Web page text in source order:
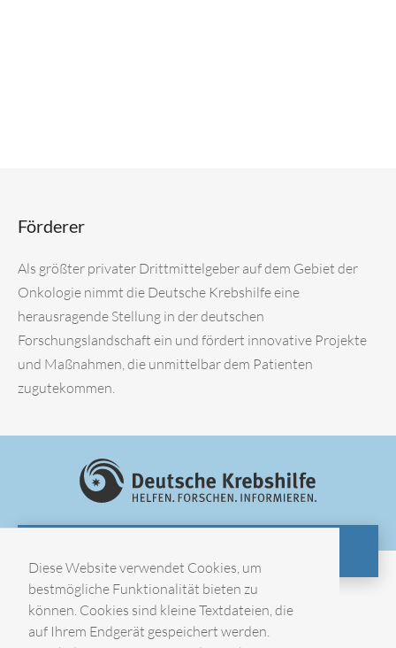
Diese Website verwendet Cookies, um
bestmögliche Funktionalität bieten zu
können. Cookies sind kleine Textdateien, die
auf Ihrem Endgerät gespeichert werden.
Förderer
Als größter privater Drittmittelgeber auf dem Gebiet der
Onkologie nimmt die Deutsche Krebshilfe eine
herausragende Stellung in der deutschen
Forschungslandschaft ein und fördert innovative Projekte
und Maßnahmen, die unmittelbar dem Patienten
zugutekommen.
Impressum